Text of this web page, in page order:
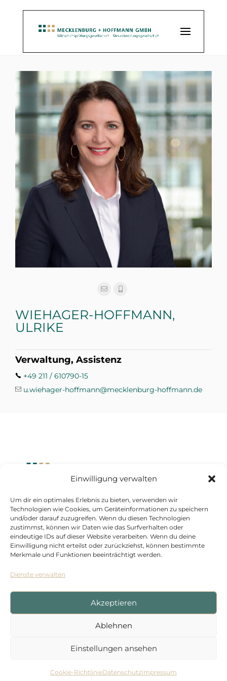
Einwilligung verwalten
Um dir ein optimales Erlebnis zu bieten, verwenden wir
Technologien wie Cookies, um Geräteinformationen zu speichern
und/oder darauf zuzugreifen. Wenn du diesen Technologien
zustimmst, können wir Daten wie das Surfverhalten oder
eindeutige IDs auf dieser Website verarbeiten. Wenn du deine
Einwilligung nicht erteilst oder zurückziehst, können bestimmte
Merkmale und Funktionen beeinträchtigt werden.
Dienste verwalten
Akzeptieren
Ablehnen
Einstellungen ansehen
Cookie-RichtlinieDatenschutzImpressum
WIEHAGER-HOFFMANN,
ULRIKE
Verwaltung, Assistenz
+49 211 / 610790-15
u.wiehager-hoffmann@mecklenburg-hoffmann.de
Standort Düsseldorf
Kasernenstraße 1
40213 Düsseldorf
+492116107900